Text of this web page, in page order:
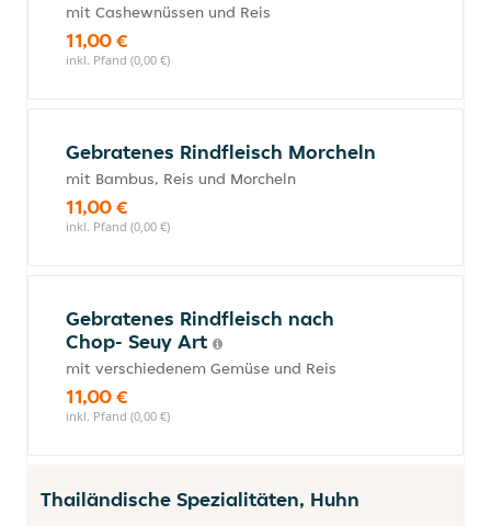
mit Cashewnüssen und Reis
11,00 €
inkl. Pfand (0,00 €)
Gebratenes Rindfleisch Morcheln
mit Bambus, Reis und Morcheln
11,00 €
inkl. Pfand (0,00 €)
Gebratenes Rindfleisch nach
Chop- Seuy Art
mit verschiedenem Gemüse und Reis
11,00 €
inkl. Pfand (0,00 €)
Thailändische Spezialitäten, Huhn